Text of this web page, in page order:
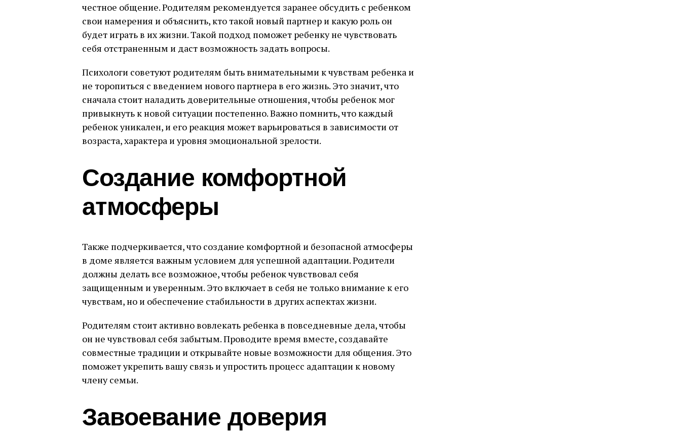
честное общение. Родителям рекомендуется заранее обсудить с ребенком
свои намерения и объяснить, кто такой новый партнер и какую роль он
будет играть в их жизни. Такой подход поможет ребенку не чувствовать
себя отстраненным и даст возможность задать вопросы.
Психологи советуют родителям быть внимательными к чувствам ребенка и
не торопиться с введением нового партнера в его жизнь. Это значит, что
сначала стоит наладить доверительные отношения, чтобы ребенок мог
привыкнуть к новой ситуации постепенно. Важно помнить, что каждый
ребенок уникален, и его реакция может варьироваться в зависимости от
возраста, характера и уровня эмоциональной зрелости.
Создание комфортной
атмосферы
Также подчеркивается, что создание комфортной и безопасной атмосферы
в доме является важным условием для успешной адаптации. Родители
должны делать все возможное, чтобы ребенок чувствовал себя
защищенным и уверенным. Это включает в себя не только внимание к его
чувствам, но и обеспечение стабильности в других аспектах жизни.
Родителям стоит активно вовлекать ребенка в повседневные дела, чтобы
он не чувствовал себя забытым. Проводите время вместе, создавайте
совместные традиции и открывайте новые возможности для общения. Это
поможет укрепить вашу связь и упростить процесс адаптации к новому
члену семьи.
Завоевание доверия